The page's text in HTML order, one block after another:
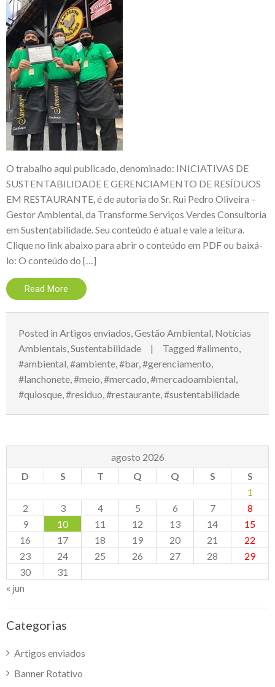
O trabalho aqui publicado, denominado: INICIATIVAS DE
SUSTENTABILIDADE E GERENCIAMENTO DE RESÍDUOS
EM RESTAURANTE, é de autoria do Sr. Rui Pedro Oliveira –
Gestor Ambiental, da Transforme Serviços Verdes Consultoria
em Sustentabilidade. Seu conteúdo é atual e vale a leitura.
Clique no link abaixo para abrir o conteúdo em PDF ou baixá-
lo: O conteúdo do […]
Read More
Posted in Artigos enviados,Gestão Ambiental, Notícias
Ambientais,Sustentabilidade Tagged #alimento,
#ambiental,#ambiente,#bar,#gerenciamento,
#lanchonete,#meio,#mercado,#mercadoambiental,
#quiosque,#residuo,#restaurante,#sustentabilidade
agosto 2026
D
S T Q Q S
S
1
2
3 4 5 6 7
8
9
10 11 12 13 14
15
16
17 18 19 20 21
22
23
24 25 26 27 28
29
30
31
« jun
Categorias
Artigos enviados
Banner Rotativo